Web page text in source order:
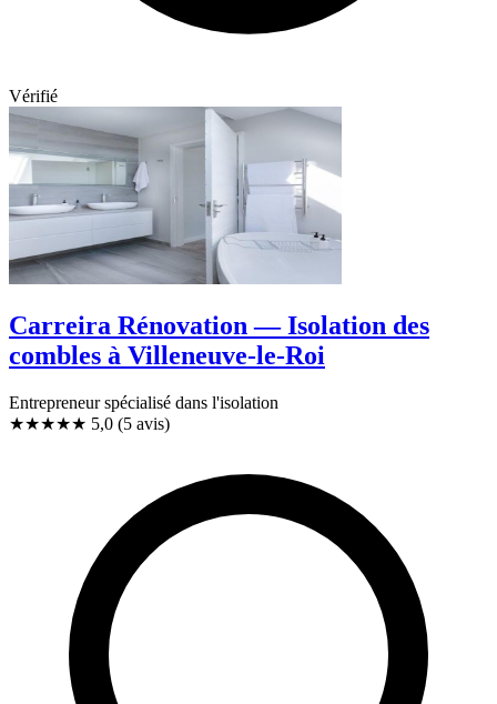
Vérifié
Carreira Rénovation — Isolation des
combles à Villeneuve-le-Roi
Entrepreneur spécialisé dans l'isolation
★★★★★ 5,0 (5 avis)